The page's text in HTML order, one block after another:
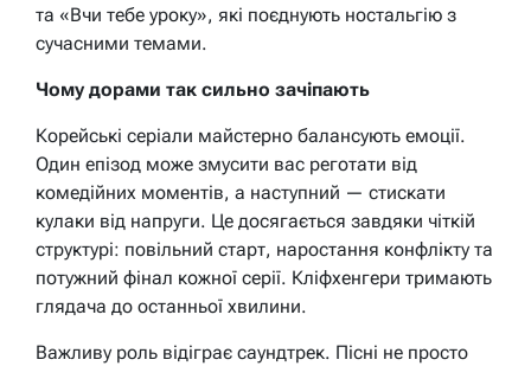
та «Вчи тебе уроку», які поєднують ностальгію з
сучасними темами.
Чому дорами так сильно зачіпають
Корейські серіали майстерно балансують емоції.
Один епізод може змусити вас реготати від
комедійних моментів, а наступний — стискати
кулаки від напруги. Це досягається завдяки чіткій
структурі: повільний старт, наростання конфлікту та
потужний фінал кожної серії. Кліфхенгери тримають
глядача до останньої хвилини.
Важливу роль відіграє саундтрек. Пісні не просто